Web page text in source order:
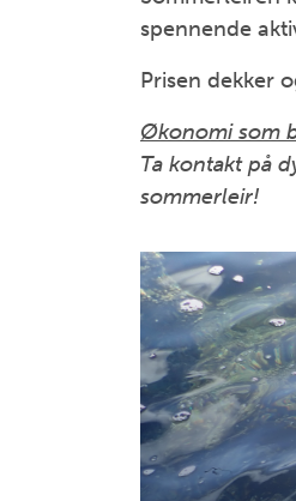
spennende
Prisen dekker
Økonomi som
Ta kontakt på
sommerleir!